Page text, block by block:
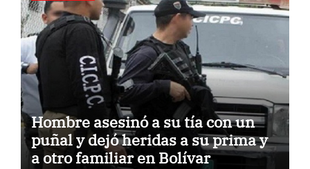
Hombre asesinó a su tía con un
puñal y dejó heridas a su prima y
a otro familiar en Bolívar